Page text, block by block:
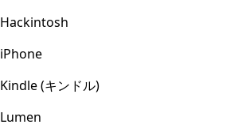
Hackintosh
iPhone
Kindle (キンドル)
Lumen